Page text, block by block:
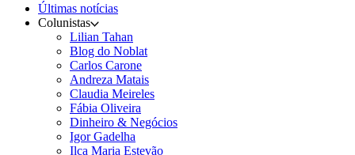
Últimas notícias
Colunistas
Lilian Tahan
Blog do Noblat
Carlos Carone
Andreza Matais
Claudia Meireles
Fábia Oliveira
Dinheiro & Negócios
Igor Gadelha
Ilca Maria Estevão